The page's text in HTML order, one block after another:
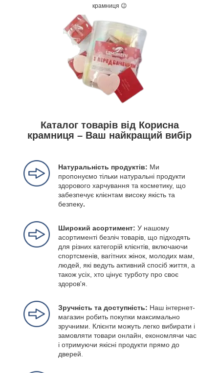
крамниця 😉
Каталог товарів від Корисна
крамниця – Ваш найкращий вибір
Натуральність продуктів: Ми
пропонуємо тільки натуральні продукти
здорового харчування та косметику, що
забезпечує клієнтам високу якість та
безпеку.
Широкий асортимент: У нашому
асортименті безліч товарів, що підходять
для різних категорій клієнтів, включаючи
спортсменів, вагітних жінок, молодих мам,
людей, які ведуть активний спосіб життя, а
також усіх, хто цінує турботу про своє
здоров'я.
Зручність та доступність: Наш інтернет-
магазин робить покупки максимально
зручними. Клієнти можуть легко вибирати і
замовляти товари онлайн, економлячи час
і отримуючи якісні продукти прямо до
дверей.